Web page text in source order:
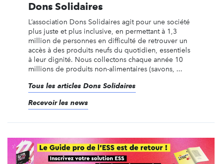
Dons Solidaires
L’association Dons Solidaires agit pour une société
plus juste et plus inclusive, en permettant à 1,3
million de personnes en difficulté de retrouver un
accès à des produits neufs du quotidien, essentiels
à leur dignité. Nous collectons chaque année 10
millions de produits non-alimentaires (savons, ...
Tous les articles Dons Solidaires
Recevoir les news